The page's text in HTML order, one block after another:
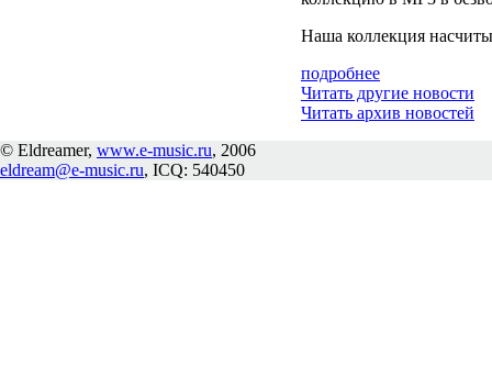
Наша коллекция
подробнее
Читать другие новости
Читать архив новостей
© Eldreamer, www.e-music.ru, 2006
eldream@e-music.ru, ICQ: 540450